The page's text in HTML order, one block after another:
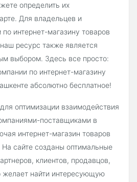
определить их
Для владельцев и
интернет-магазину товаров
ресурс также является
выбором. Здесь все просто:
по интернет-магазину
абсолютно бесплатное!
оптимизации взаимодействия
поставщиками в
интернет-магазин товаров
сайте созданы оптимальные
клиентов, продавцов,
желает найти интересующую